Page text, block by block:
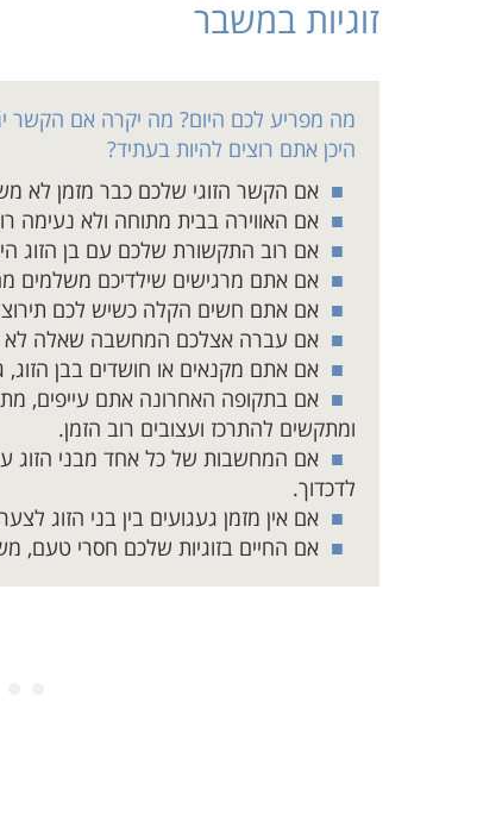
זוגיות במשבר
מה מפריע לכם היום? מה יקרה אם הקשר
היכן אתם רוצים להיות בעתיד?
אם הקשר הזוגי שלכם כבר מזמן לא
אם האווירה בבית מתוחה ולא נעימה
אם רוב התקשורת שלכם עם בן הזוג
אם אתם מרגישים שילדיכם משלמים
אם אתם חשים הקלה כשיש לכם
אם עברה אצלכם המחשבה שאלה לא
אם אתם מקנאים או חושדים בבן
אם בתקופה האחרונה אתם עייפים,
ומתקשים להתרכז ועצובים רוב הזמן.
אם המחשבות של כל אחד מבני הזוג
לדכדוך.
אם אין מזמן געגועים בין בני הזוג
אם החיים בזוגיות שלכם חסרי טעם,